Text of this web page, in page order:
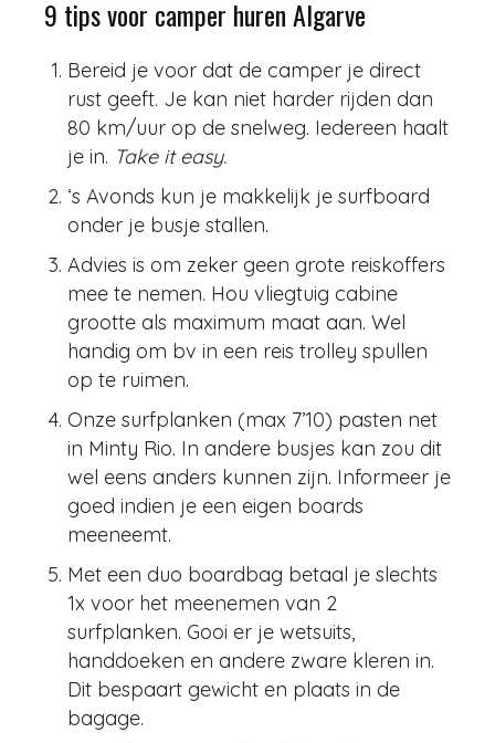
9 tips voor camper huren Algarve
Bereid je voor dat de camper je direct
rust geeft. Je kan niet harder rijden dan
80 km/uur op de snelweg. Iedereen haalt
je in. Take it easy.
‘s Avonds kun je makkelijk je surfboard
onder je busje stallen.
Advies is om zeker geen grote reiskoffers
mee te nemen. Hou vliegtuig cabine
grootte als maximum maat aan. Wel
handig om bv in een reis trolley spullen
op te ruimen.
Onze surfplanken (max 7’10) pasten net
in Minty Rio. In andere busjes kan zou dit
wel eens anders kunnen zijn. Informeer je
goed indien je een eigen boards
meeneemt.
Met een duo boardbag betaal je slechts
1x voor het meenemen van 2
surfplanken. Gooi er je wetsuits,
handdoeken en andere zware kleren in.
Dit bespaart gewicht en plaats in de
bagage.